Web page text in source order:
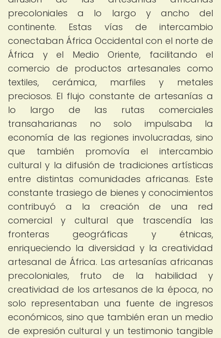
precoloniales a lo largo y ancho del
continente. Estas vías de intercambio
conectaban África Occidental con el norte de
África y el Medio Oriente, facilitando el
comercio de productos artesanales como
textiles, cerámica, marfiles y metales
preciosos. El flujo constante de artesanías a
lo largo de las rutas comerciales
transaharianas no solo impulsaba la
economía de las regiones involucradas, sino
que también promovía el intercambio
cultural y la difusión de tradiciones artísticas
entre distintas comunidades africanas. Este
constante trasiego de bienes y conocimientos
contribuyó a la creación de una red
comercial y cultural que trascendía las
fronteras geográficas y étnicas,
enriqueciendo la diversidad y la creatividad
artesanal de África. Las artesanías africanas
precoloniales, fruto de la habilidad y
creatividad de los artesanos de la época, no
solo representaban una fuente de ingresos
económicos, sino que también eran un medio
de expresión cultural y un testimonio tangible